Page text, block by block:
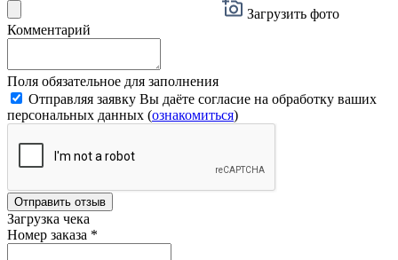
Загрузить фото
Комментарий
Поля обязательное для заполнения
Отправляя заявку Вы даёте согласие на обработку ваших
персональных данных (ознакомиться)
Отправить отзыв
Загрузка чека
Номер заказа *